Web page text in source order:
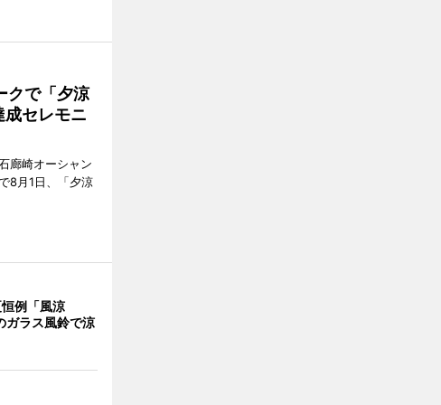
クで「夕涼
セレモニ
廊崎オーシャン
8月1日、「夕涼
例「風涼
ラス風鈴で涼